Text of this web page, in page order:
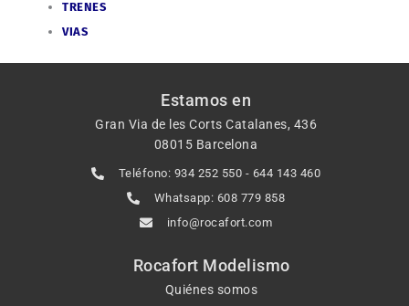
TRENES
VIAS
Estamos en
Gran Via de les Corts Catalanes, 436
08015 Barcelona
Teléfono: 934 252 550 - 644 143 460
Whatsapp: 608 779 858
info@rocafort.com
Rocafort Modelismo
Quiénes somos